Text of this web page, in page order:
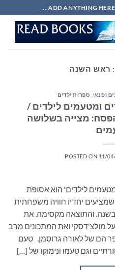
ADD ANYTHING HERE
ראש השנה
ופנאי ספרות ילדים
ומטעמים לילדים /
מצייה בשלושה
POSTED ON 11/
לילדים' הוא אסופת
יחדיו חוויה משפחתית
בשנה. והתוצאה מקסימה. את
מולצ'דסקי ואת המתכונים מרב
הם של לאורה גרוסמן. טעם
וגם טעמו ונימוקו של […]